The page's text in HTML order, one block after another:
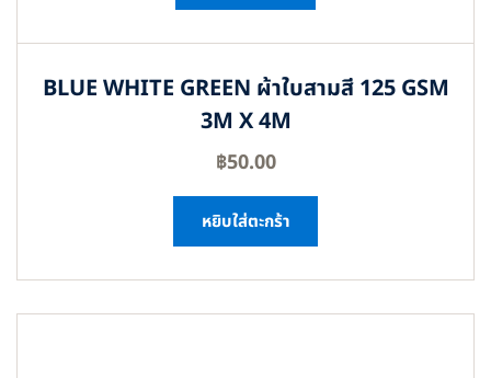
BLUE WHITE GREEN ผ้าใบสามสี 125 GSM
3M X 4M
฿50.00
หยิบใส่ตะกร้า